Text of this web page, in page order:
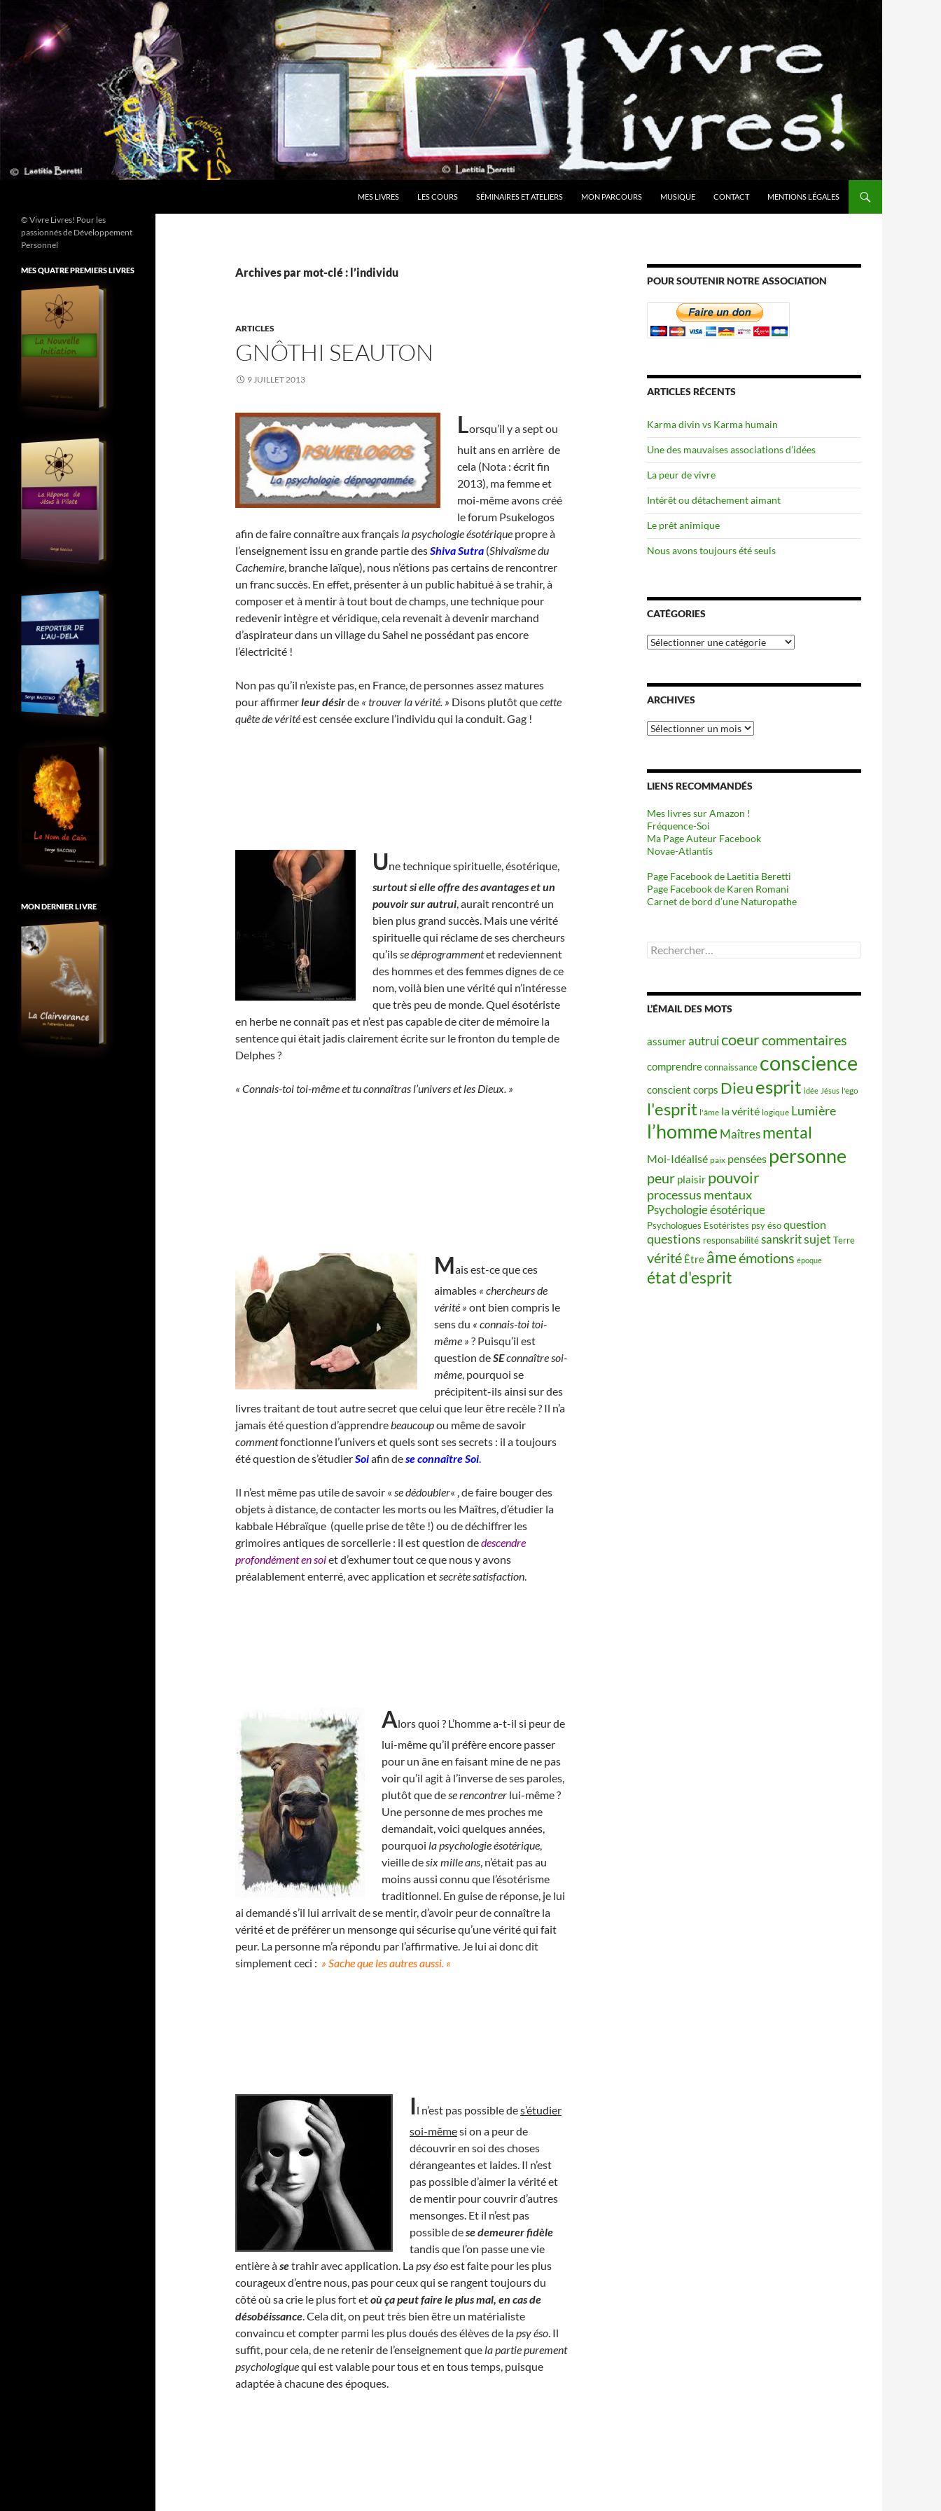
contenu
MES LIVRES LES COURS SÉMINAIRES ET ATELIERS MON PARCOURS MUSIQUE CONTACT MENTIONS LÉGALES
Archives par mot-clé : l’individu
ARTICLES
GNÔTHI SEAUTON
9 JUILLET 2013
Lorsqu’il y a sept ou
huit ans en arrière de
cela (Nota : écrit fin
2013), ma femme et
moi-même avons créé
le forum Psukelogos
afin de faire connaître aux français la psychologie ésotérique propre à
l’enseignement issu en grande partie desShiva Sutra (Shivaïsme du
Cachemire, branche laïque), nous n’étions pas certains de rencontrer
un franc succès. En effet, présenter à un public habitué à se trahir, à
composer et à mentir à tout bout de champs, une technique pour
redevenir intègre et véridique, cela revenait à devenir marchand
d’aspirateur dans un village du Sahel ne possédant pas encore
l’électricité !
Non pas qu’il n’existe pas, en France, de personnes assez matures
pour affirmerleur désirde « trouver la vérité. » Disons plutôt quecette
quête de véritéest censée exclure l’individu qui la conduit. Gag !
Une technique spirituelle, ésotérique,
surtout si elle offre des avantages et un
pouvoir sur autrui, aurait rencontré un
bien plus grand succès. Mais une vérité
spirituelle qui réclame de ses chercheurs
qu’ilsse déprogrammentet redeviennent
des hommes et des femmes dignes de ce
nom, voilà bien une vérité qui n’intéresse
que très peu de monde. Quel ésotériste
en herbe ne connaît pas et n’est pas capable de citer de mémoire la
sentence qui était jadis clairement écrite sur le fronton du temple de
Delphes ?
« Connais-toi toi-même et tu connaîtras l’univers et les Dieux. »
Mais est-ce que ces
aimables « chercheurs de
vérité » ont bien compris le
sens du « connais-toi toi-
même » ? Puisqu’il est
question deSEconnaître soi-
même, pourquoi se
précipitent-ils ainsi sur des
livres traitant de tout autre secret que celui que leur être recèle ? Il n’a
jamais été question d’apprendrebeaucoupou même de savoir
commentfonctionne l’univers et quels sont ses secrets : il a toujours
été question de s’étudierSoiafin dese connaître Soi.
Il n’est même pas utile de savoir « se dédoubler« , de faire bouger des
objets à distance, de contacter les morts ou les Maîtres, d’étudier la
kabbale Hébraïque (quelle prise de tête !) ou de déchiffrer les
grimoires antiques de sorcellerie : il est question dedescendre
profondément en soiet d’exhumer tout ce que nous y avons
préalablement enterré, avec application etsecrète satisfaction.
Alors quoi ? L’homme a-t-il si peur de
lui-même qu’il préfère encore passer
pour un âne en faisant mine de ne pas
voir qu’il agit à l’inverse de ses paroles,
plutôt que dese rencontrer lui-même ?
Une personne de mes proches me
demandait, voici quelques années,
pourquoi la psychologie ésotérique,
vieille desix mille ans, n’était pas au
moins aussi connu que l’ésotérisme
traditionnel. En guise de réponse, je lui
ai demandé s’il lui arrivait de se mentir, d’avoir peur de connaître la
vérité et de préférer un mensonge qui sécurise qu’une vérité qui fait
peur. La personne m’a répondu par l’affirmative. Je lui ai donc dit
simplement ceci : » Sache que les autres aussi. «
Il n’est pas possible des’étudier
soi-mêmesi on a peur de
découvrir en soi des choses
dérangeantes et laides. Il n’est
pas possible d’aimer la vérité et
de mentir pour couvrir d’autres
mensonges. Et il n’est pas
possible dese demeurer fidèle
tandis que l’on passe une vie
entière àsetrahir avec application. Lapsy ésoest faite pour les plus
courageux d’entre nous, pas pour ceux qui se rangent toujours du
côté où sa crie le plus fort etoù ça peut faire le plus mal, en cas de
désobéissance. Cela dit, on peut très bien être un matérialiste
convaincu et compter parmi les plus doués des élèves de lapsy éso. Il
suffit, pour cela, de ne retenir de l’enseignement que la partie purement
psychologiquequi est valable pour tous et en tous temps, puisque
adaptée à chacune des époques.
POUR SOUTENIR NOTRE ASSOCIATION
ARTICLES RÉCENTS
Karma divin vs Karma humain
Une des mauvaises associations d’idées
La peur de vivre
Intérêt ou détachement aimant
Le prêt animique
Nous avons toujours été seuls
CATÉGORIES
Catégories
ARCHIVES
Archives
LIENS RECOMMANDÉS
Mes livres sur Amazon !
Fréquence-Soi
Ma Page Auteur Facebook
Novae-Atlantis
Page Facebook de Laetitia Beretti
Page Facebook de Karen Romani
Carnet de bord d’une Naturopathe
Rechercher :
L’ÉMAIL DES MOTS
assumerautruicoeurcommentaires
comprendreconnaissance conscience
conscient corps Dieuesprit idée Jésus l'ego
l'esprit l'âme la vérité logique Lumière
l’homme Maîtres mental
Moi-Idéalisé paix pensées personne
peur plaisir pouvoir
processus mentaux
Psychologie ésotérique
Psychologues Esotéristes psy ésoquestion
questions responsabilitésanskritsujet Terre
vérité Être âmeémotions époque
état d'esprit
© Vivre Livres! Pour les
passionnés de Développement
Personnel
MES QUATRE PREMIERS LIVRES
MON DERNIER LIVRE